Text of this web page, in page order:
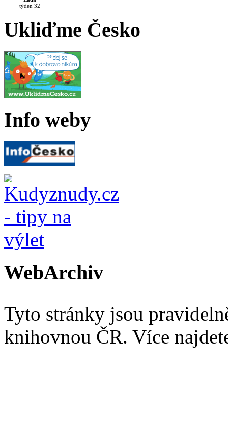
týden 32
Ukliďme Česko
Info weby
WebArchiv
Tyto stránky jsou
knihovnou ČR. Více